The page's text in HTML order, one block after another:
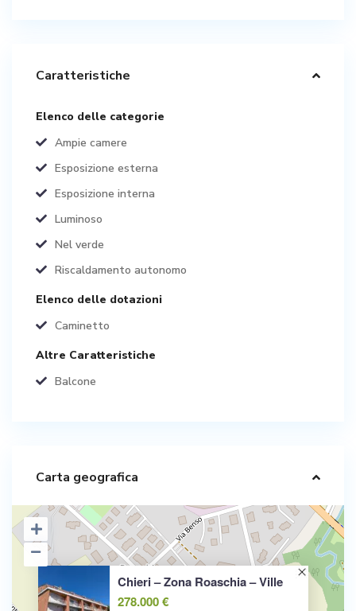
Caratteristiche
Elenco delle categorie
Ampie camere
Esposizione esterna
Esposizione interna
Luminoso
Nel verde
Riscaldamento autonomo
Elenco delle dotazioni
Caminetto
Altre Caratteristiche
Balcone
Carta geografica
Chieri – Zona Roaschia – Ville
278.000 €